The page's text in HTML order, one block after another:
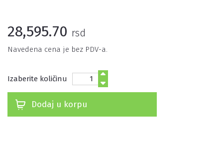
28,595.70 rsd
Navedena cena je bez PDV-a.
Izaberite količinu
Dodaj u korpu